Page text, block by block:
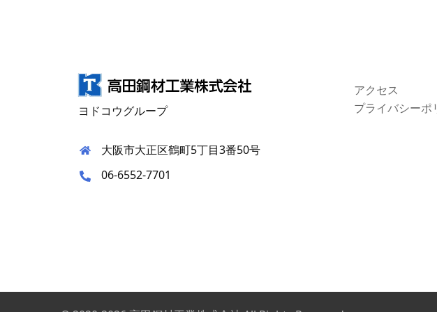
ヨドコウグループ
大阪市大正区鶴町5丁目3番50号
06-6552-7701
アクセス
プライバシーポ